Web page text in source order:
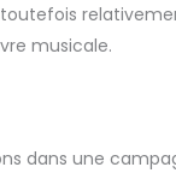
musicale.
dans une